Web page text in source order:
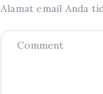
Alamat email Anda